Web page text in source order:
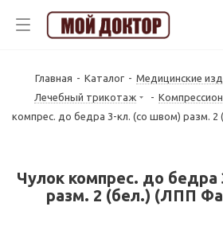
Главная - Каталог - Медицинские
Лечебный трикотаж
-
компрес. до бедра 3-кл. (со швом) разм.
Чулок компрес. до
разм. 2 (бел.) (ЛПП